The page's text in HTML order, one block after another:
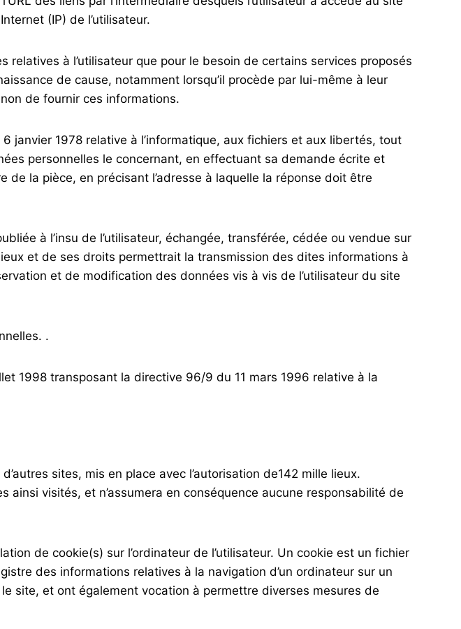
(IP) de l’utilisateur.
à l’utilisateur que pour le besoin de certains services proposés
de cause, notamment lorsqu’il procède par lui-même à leur
non de fournir ces informations.
1978 relative à l’informatique, aux fichiers et aux libertés, tout
personnelles le concernant, en effectuant sa demande écrite et
de la pièce, en précisant l’adresse à laquelle la réponse doit être
à l’insu de l’utilisateur, échangée, transférée, cédée ou vendue sur
et de ses droits permettrait la transmission des dites informations à
et de modification des données vis à vis de l’utilisateur du site
.
1998 transposant la directive 96/9 du 11 mars 1996 relative à la
sites, mis en place avec l’autorisation de142 mille lieux.
visités, et n’assumera en conséquence aucune responsabilité de
de cookie(s) sur l’ordinateur de l’utilisateur. Un cookie est un fichier
des informations relatives à la navigation d’un ordinateur sur un
site, et ont également vocation à permettre diverses mesures de